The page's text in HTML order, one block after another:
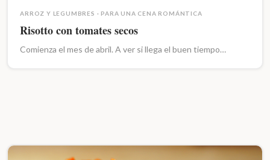
ARROZ Y LEGUMBRES · PARA UNA CENA ROMÁNTICA
Risotto con tomates secos
Comienza el mes de abril. A ver si llega el buen tiempo…